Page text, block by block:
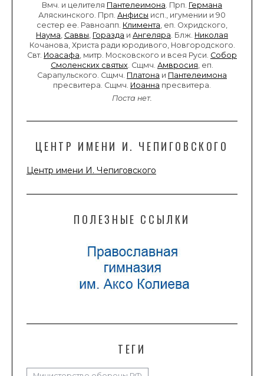
Вмч. и целителя Пантелеимона. Прп. Германа
Аляскинского. Прп. Анфисы исп., игумении и 90
сестер ее. Равноапп. Климента, еп. Охридского,
Наума, Саввы, Горазда и Ангеляра. Блж. Николая
Кочанова, Христа ради юродивого, Новгородского.
Свт. Иоасафа, митр. Московского и всея Руси. Собор
Смоленских святых. Сщмч. Амвросия, еп.
Сарапульского. Сщмч. Платона и Пантелеимона
пресвитера. Сщмч. Иоанна пресвитера.
Поста нет.
ЦЕНТР ИМЕНИ И. ЧЕПИГОВСКОГО
Центр имени И. Чепиговского
ПОЛЕЗНЫЕ ССЫЛКИ
ТЕГИ